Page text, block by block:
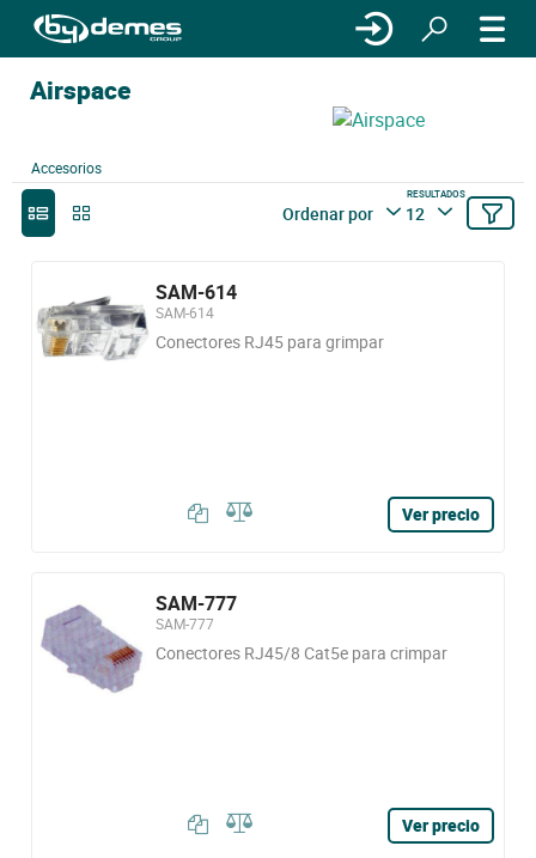
Airspace
Accesorios
Ordenar por
RESULTADOS
12
SAM-614
SAM-614
Conectores RJ45 para grimpar
Ver precio
SAM-777
SAM-777
Conectores RJ45/8 Cat5e para crimpar
Ver precio